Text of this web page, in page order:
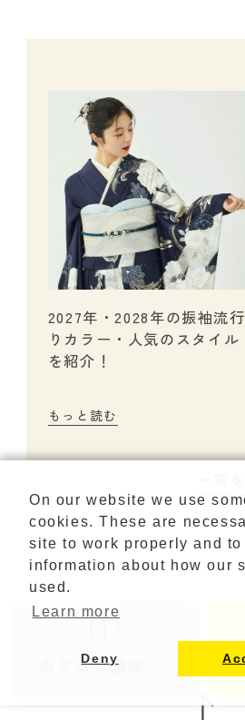
カタログ請求
2027年・2028年の振袖流行
りカラー・人気のスタイル
を紹介！
もっと読む
On our website we use
cookies. These are
site to work properly and to
information about how our
used.
Learn more
Deny